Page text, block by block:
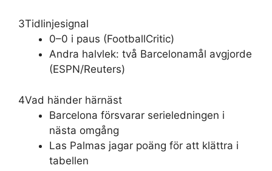
3Tidlinjesignal
0–0 i paus (FootballCritic)
Andra halvlek: två Barcelonamål avgjorde
(ESPN/Reuters)
4Vad händer härnäst
Barcelona försvarar serieledningen i
nästa omgång
Las Palmas jagar poäng för att klättra i
tabellen